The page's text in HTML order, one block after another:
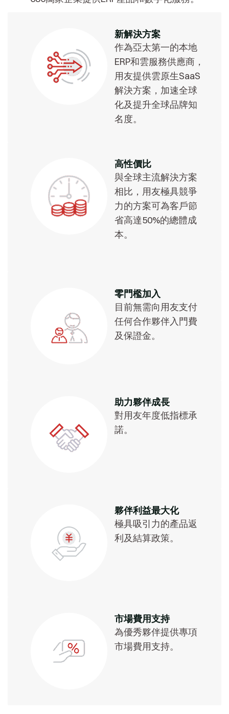
新解決方案
作為亞太第一的本地
ERP和雲服務供應商，
用友提供雲原生SaaS
解決方案，加速全球
化及提升全球品牌知
名度。
高性價比
與全球主流解決方案
相比，用友極具競爭
力的方案可為客戶節
省高達50%的總體成
本。
零門檻加入
目前無需向用友支付
任何合作夥伴入門費
及保證金。
助力夥伴成長
對用友年度低指標承
諾。
夥伴利益最大化
極具吸引力的產品返
利及結算政策。
市場費用支持
為優秀夥伴提供專項
市場費用支持。